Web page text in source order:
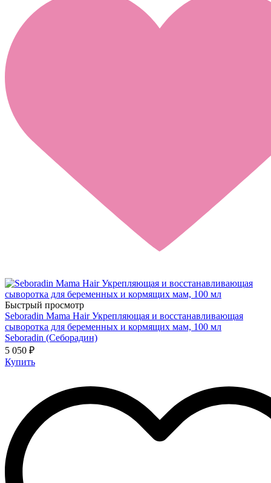
Быстрый просмотр
Seboradin Mama Hair Укрепляющая и восстанавливающая
сыворотка для беременных и кормящих мам, 100 мл
Seboradin (Себорадин)
5 050 ₽
Купить